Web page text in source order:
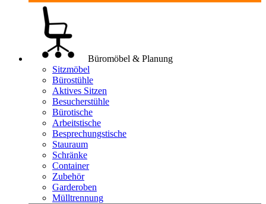
Büromöbel & Planung
Sitzmöbel
Bürostühle
Aktives Sitzen
Besucherstühle
Bürotische
Arbeitstische
Besprechungstische
Stauraum
Schränke
Container
Zubehör
Garderoben
Mülltrennung